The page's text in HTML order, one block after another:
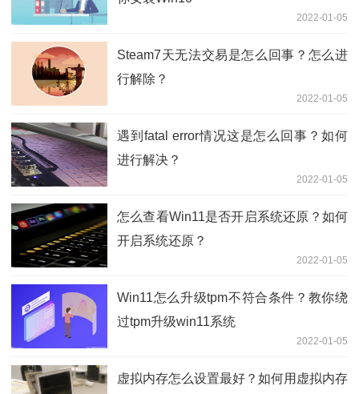
2022-01-05
Steam7天无法交易是怎么回事？怎么进
行解除？
2022-01-05
遇到fatal error情况这是怎么回事？如何
进行解决？
2022-01-05
怎么查看Win11是否开启系统还原？如何
开启系统还原？
2022-01-05
Win11怎么升级tpm不符合条件？教你绕
过tpm升级win11系统
2022-01-05
虚拟内存怎么设置最好？如何用虚拟内存